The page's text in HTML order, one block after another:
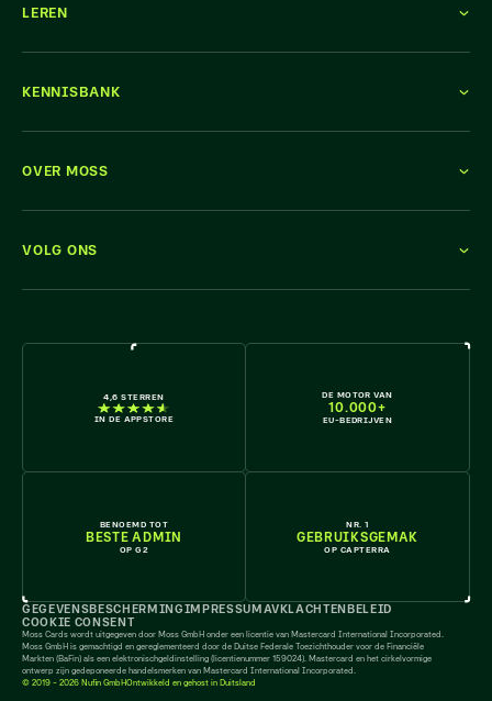
4,6 STERREN
IN DE APPSTORE
DE MOTOR VAN
10.000+
EU-BEDRIJVEN
BENOEMD TOT
BESTE ADMIN
OP G2
NR. 1
GEBRUIKSGEMAK
OP CAPTERRA
LEREN
KENNISBANK
OVER MOSS
VOLG ONS
GEGEVENSBESCHERMINGIMPRESSUMAVKLACHTENBELEID
COOKIE CONSENT
Moss Cards wordt uitgegeven door Moss GmbH onder een licentie van Mastercard International Incorporated.
Moss GmbH is gemachtigd en gereglementeerd door de Duitse Federale Toezichthouder voor de Financiële
Markten (BaFin) als een elektronischgeldinstelling (licentienummer 159024). Mastercard en het cirkelvormige
ontwerp zijn gedeponeerde handelsmerken van Mastercard International Incorporated.
© 2019 - 2026 Nufin GmbHOntwikkeld en gehost in Duitsland